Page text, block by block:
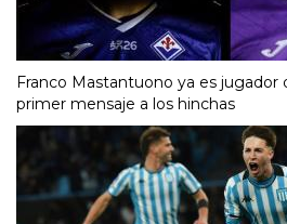
Franco Mastantuono ya es jugador
primer mensaje a los hinchas